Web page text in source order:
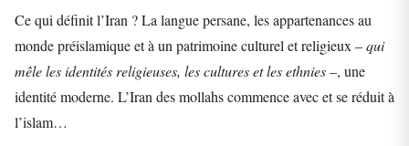
Ce qui définit l’Iran ? La langue persane, les appartenances au
monde préislamique et à un patrimoine culturel et religieux –qui
mêle les identités religieuses, les cultures et les ethnies–, une
identité moderne. L’Iran des mollahs commence avec et se réduit à
l’islam…